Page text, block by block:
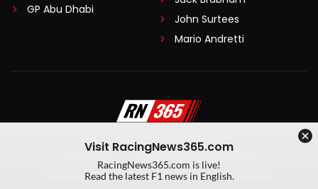
GP Abu Dhabi
John Surtees
Mario Andretti
Algemene voorwaarden
Privacy Policy
Created by On Your Marks
Visit RacingNews365.com
RacingNews365.com is live!
Read the latest F1 news in English.